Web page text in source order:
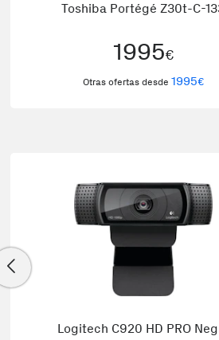
Toshiba Portégé Z30t-C-
1995€
Otras ofertas desde 1995€
Logitech C920 HD PRO